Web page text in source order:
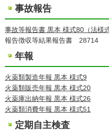
事故報告
事故等報告書 黒本 様式80（法様
報告徴収等結果報告書 28714
年報
火薬類製造年報 黒本 様式9
火薬類販売年報 黒本 様式20
火薬庫出納年報 黒本 様式26
火薬類消費年報 黒本 様式51
定期自主検査